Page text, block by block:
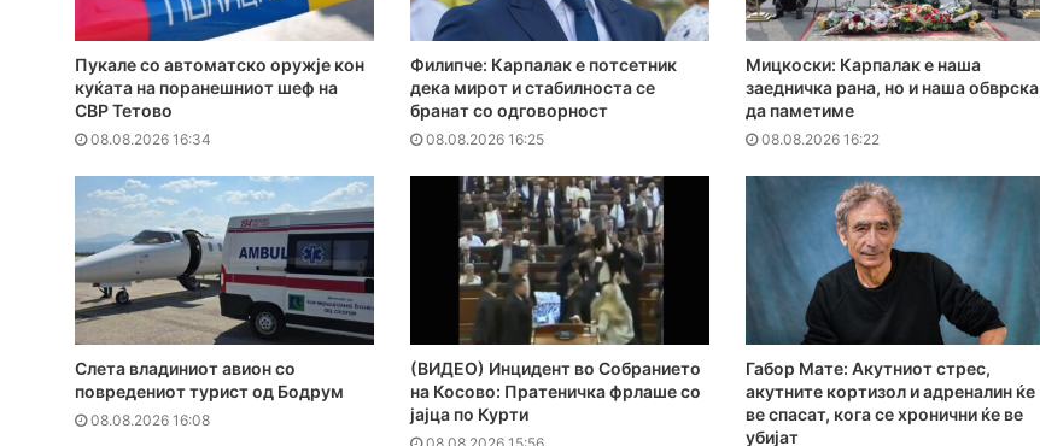
Пукале со автоматско оружје кон
куќата на поранешниот шеф на
СВР Тетово
08.08.2026 16:34
Филипче: Карпалак е потсетник
дека мирот и стабилноста се
бранат со одговорност
08.08.2026 16:25
Мицкоски: Карпалак е наша
заедничка рана, но и наша обврска
да паметиме
08.08.2026 16:22
Слета владиниот авион со
повредениот турист од Бодрум
08.08.2026 16:08
(ВИДЕО) Инцидент во Собранието
на Косово: Пратеничка фрлаше со
јајца по Курти
Габор Мате: Акутниот стрес,
акутните кортизол и адреналин ќе
ве спасат, кога се хронични ќе ве
убијат